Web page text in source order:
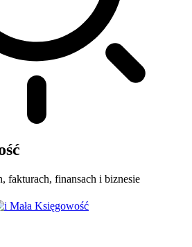
fakturach, finansach i biznesie